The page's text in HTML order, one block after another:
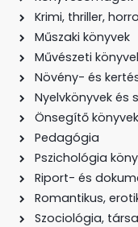
Krimi, thriller,
Műszaki könyvek
Művészeti
Növény- és
Nyelvkönyvek és
Önsegítő könyvek
Pedagógia
Pszichológia
Riport- és
Romantikus,
Szociológia,